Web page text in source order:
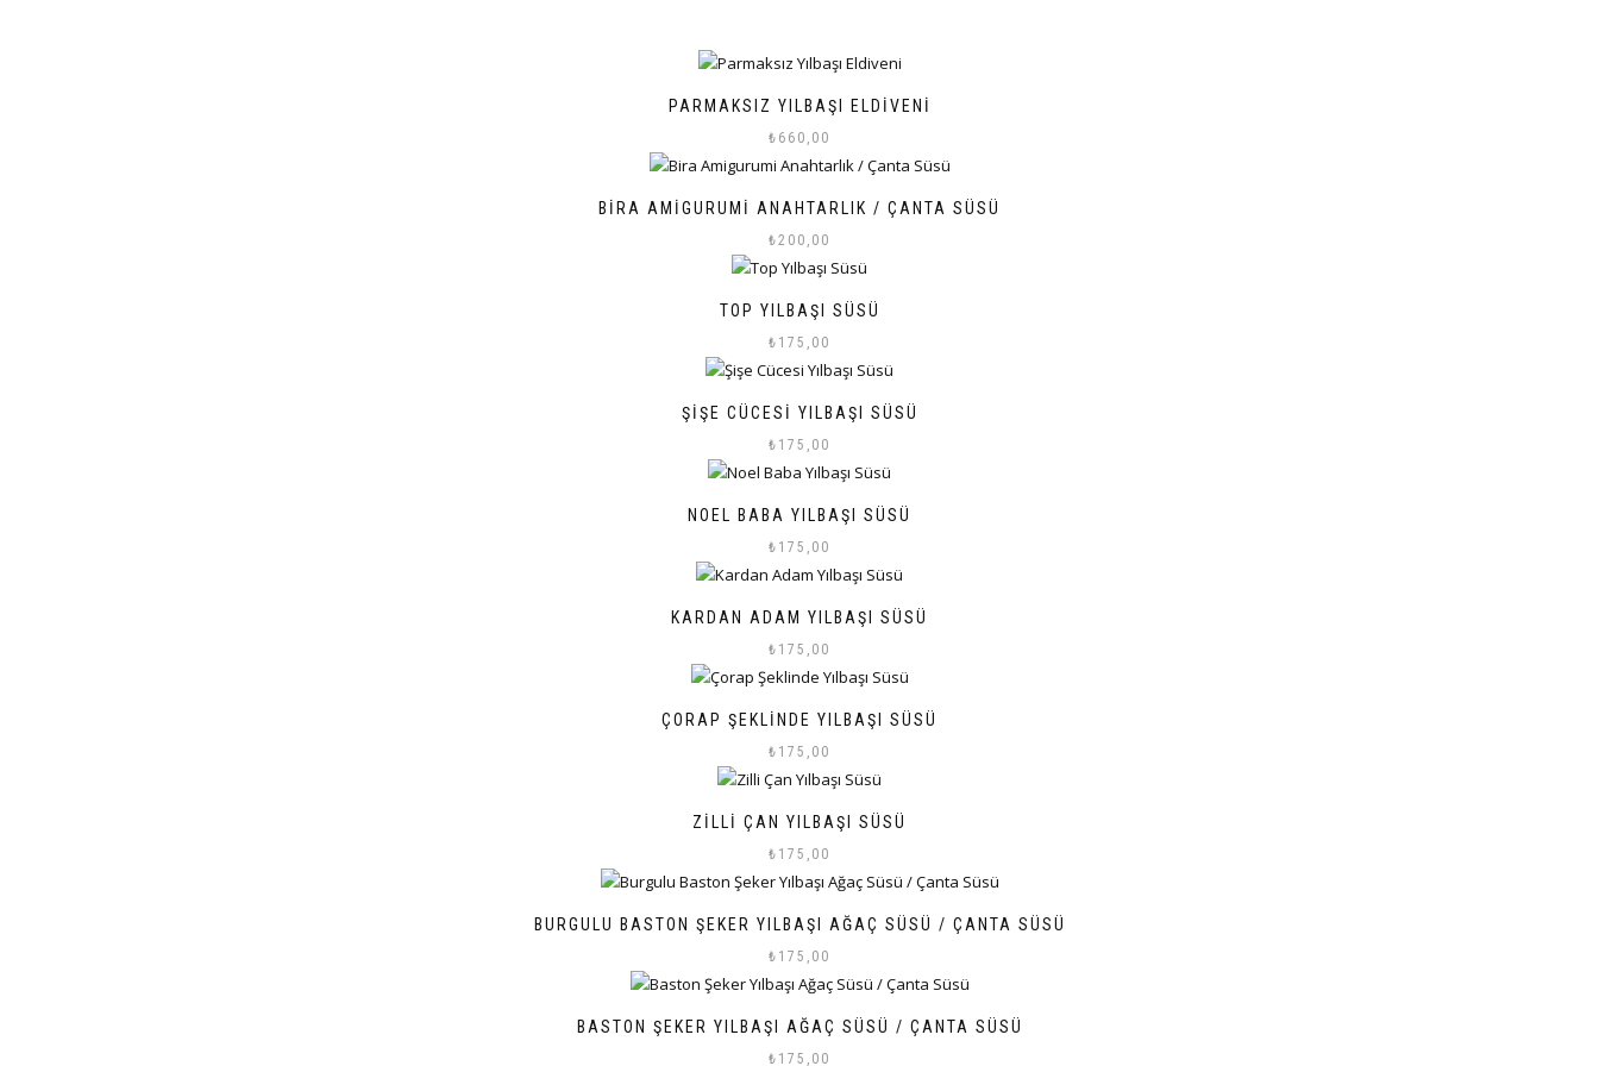
PARMAKSIZ YILBAŞI ELDIVENI
₺ 660,00
BIRA AMIGURUMI ANAHTARLIK / ÇANTA SÜSÜ
₺200,00
TOP YILBAŞI SÜSÜ
₺ 175,00
ŞIŞE CÜCESI YILBAŞI SÜSÜ
₺ 175,00
NOEL BABA YILBAŞI SÜSÜ
₺ 175,00
KARDAN ADAM YILBAŞI SÜSÜ
₺ 175,00
ÇORAP ŞEKLINDE YILBAŞI SÜSÜ
₺ 175,00
ZILLI ÇAN YILBAŞI SÜSÜ
₺ 175,00
BURGULU BASTON ŞEKER YILBAŞI AĞAÇ SÜSÜ / ÇANTA SÜSÜ
₺ 175,00
BASTON ŞEKER YILBAŞI AĞAÇ SÜSÜ / ÇANTA SÜSÜ
₺ 175,00